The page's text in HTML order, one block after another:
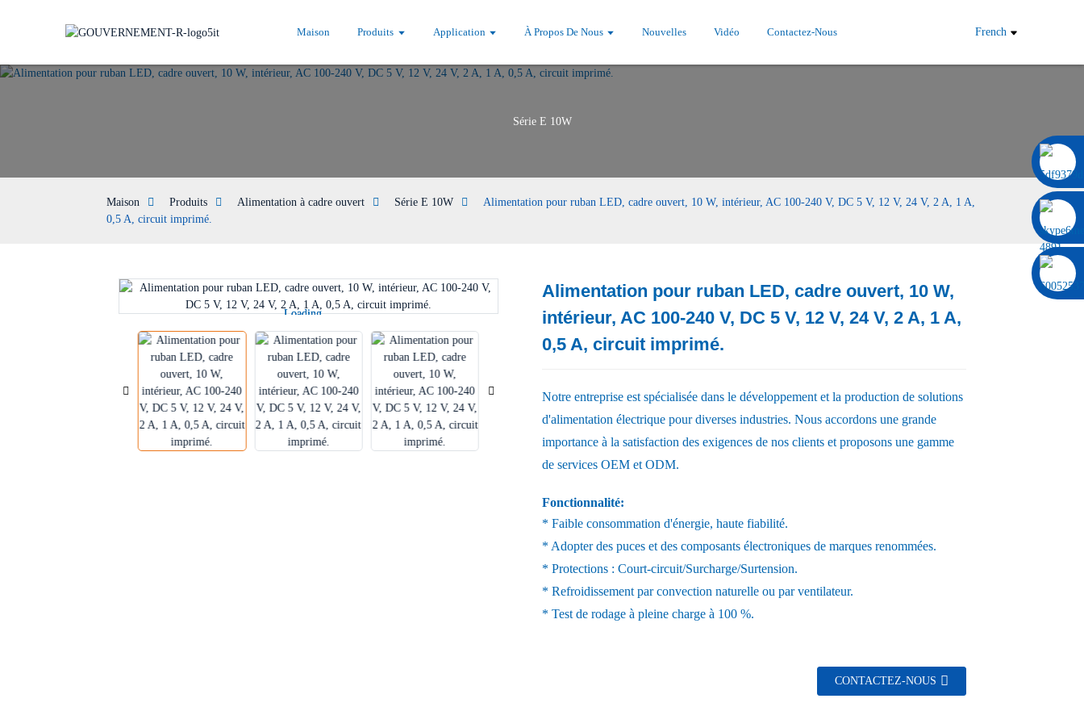
Maison Produits Application À Propos De Nous Nouvelles Vidéo Contactez-Nous French
Série E 10W
Maison Produits Alimentation à cadre ouvert Série E 10W
Alimentation pour ruban LED, cadre ouvert, 10 W, intérieur, AC 100-240 V, DC 5 V, 12 V, 24 V, 2 A, 1 A,
0,5 A, circuit imprimé.
Loading...
Loading... Loading...
Loading...
Alimentation pour ruban LED, cadre ouvert, 10 W,
intérieur, AC 100-240 V, DC 5 V, 12 V, 24 V, 2 A, 1 A,
0,5 A, circuit imprimé.
Notre entreprise est spécialisée dans le développement et la production de solutions
d'alimentation électrique pour diverses industries. Nous accordons une grande
importance à la satisfaction des exigences de nos clients et proposons une gamme
de services OEM et ODM.
Fonctionnalité:
* Faible consommation d'énergie, haute fiabilité.
* Adopter des puces et des composants électroniques de marques renommées.
* Protections : Court-circuit/Surcharge/Surtension.
* Refroidissement par convection naturelle ou par ventilateur.
* Test de rodage à pleine charge à 100 %.
CONTACTEZ-NOUS